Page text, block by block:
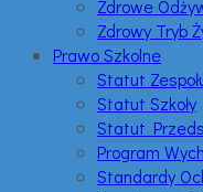
Zdrowe
Zdrowy Tryb
Prawo Szkolne
Statut
Statut Szkoły
Statut
Program
Standardy